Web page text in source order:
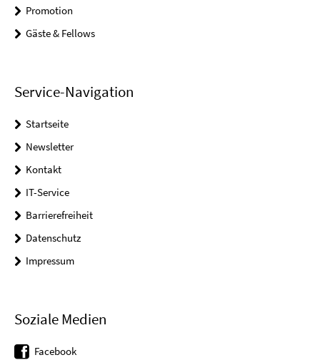
Promotion
Gäste & Fellows
Service-Navigation
Startseite
Newsletter
Kontakt
IT-Service
Barrierefreiheit
Datenschutz
Impressum
Soziale Medien
Facebook